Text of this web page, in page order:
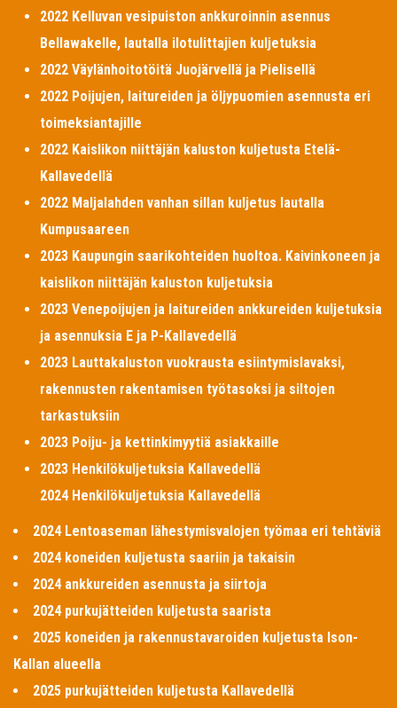
2022 Kelluvan vesipuiston ankkuroinnin asennus
Bellawakelle, lautalla ilotulittajien kuljetuksia
2022 Väylänhoitotöitä Juojärvellä ja Pielisellä
2022 Poijujen, laitureiden ja öljypuomien asennusta eri
toimeksiantajille
2022 Kaislikon niittäjän kaluston kuljetusta Etelä-
Kallavedellä
2022 Maljalahden vanhan sillan kuljetus lautalla
Kumpusaareen
2023 Kaupungin saarikohteiden huoltoa. Kaivinkoneen ja
kaislikon niittäjän kaluston kuljetuksia
2023 Venepoijujen ja laitureiden ankkureiden kuljetuksia
ja asennuksia E ja P-Kallavedellä
2023 Lauttakaluston vuokrausta esiintymislavaksi,
rakennusten rakentamisen työtasoksi ja siltojen
tarkastuksiin
2023 Poiju- ja kettinkimyytiä asiakkaille
2023 Henkilökuljetuksia Kallavedellä
2024 Henkilökuljetuksia Kallavedellä
2024 Lentoaseman lähestymisvalojen työmaa eri tehtäviä
2024 koneiden kuljetusta saariin ja takaisin
2024 ankkureiden asennusta ja siirtoja
2024 purkujätteiden kuljetusta saarista
2025 koneiden ja rakennustavaroiden kuljetusta Ison-
Kallan alueella
2025 purkujätteiden kuljetusta Kallavedellä